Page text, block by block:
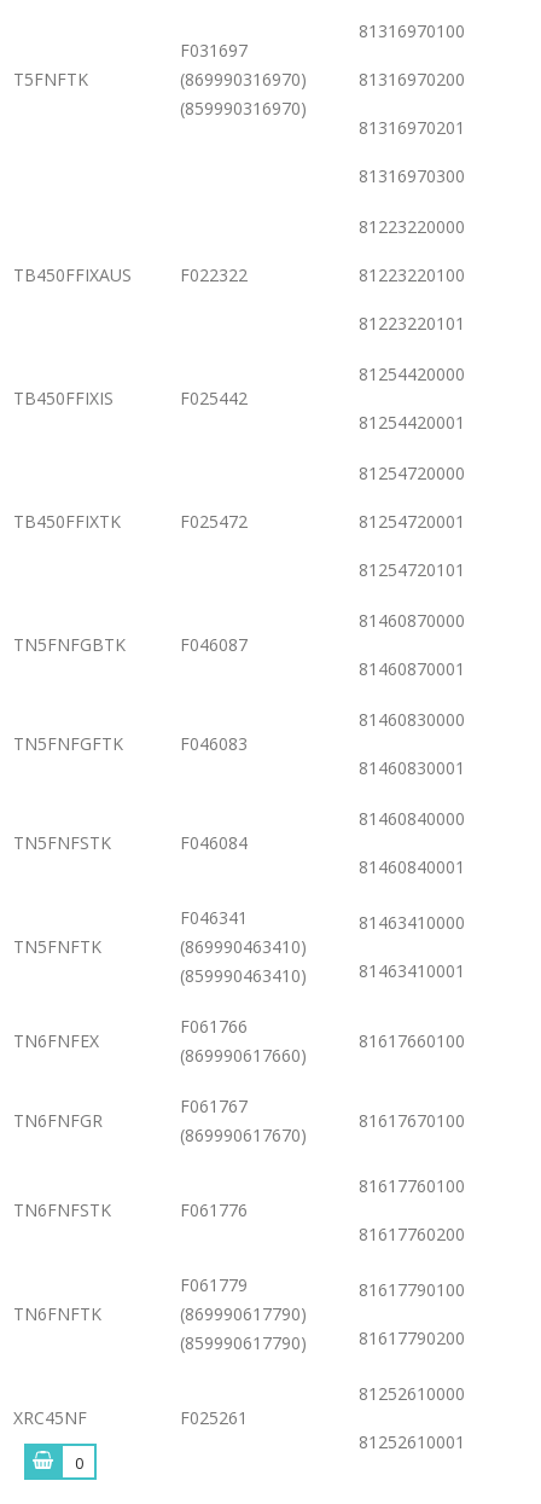
T5FNFTK
F031697
(869990316970)
(859990316970)
81316970100
81316970200
81316970201
81316970300
TB450FFIXAUS F022322
81223220000
81223220100
81223220101
TB450FFIXIS F025442
81254420000
81254420001
TB450FFIXTK F025472
81254720000
81254720001
81254720101
TN5FNFGBTK F046087
81460870000
81460870001
TN5FNFGFTK F046083
81460830000
81460830001
TN5FNFSTK F046084
81460840000
81460840001
TN5FNFTK
F046341
(869990463410)
(859990463410)
81463410000
81463410001
TN6FNFEX
F061766
(869990617660)
81617660100
TN6FNFGR
F061767
(869990617670)
81617670100
TN6FNFSTK F061776
81617760100
81617760200
TN6FNFTK
F061779
(869990617790)
(859990617790)
81617790100
81617790200
XRC45NF F025261
81252610000
81252610001
0